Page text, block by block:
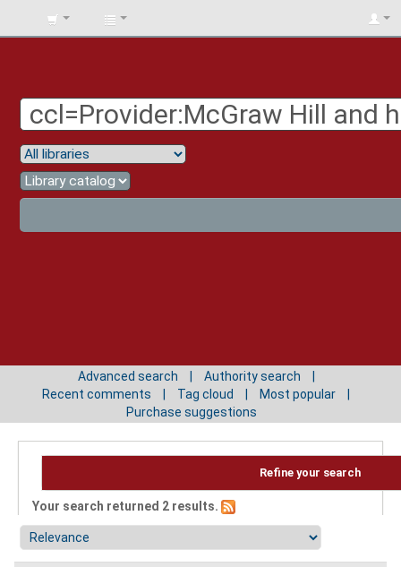
BIBLIOTECA
Advanced search
Authority search
Recent comments
Tag cloud
Most popular
Purchase suggestions
Refine your search
Your search returned 2 results.